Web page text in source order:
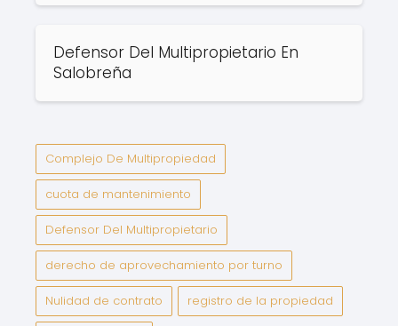
Defensor Del Multipropietario En
Salobreña
Complejo De Multipropiedad
cuota de mantenimiento
Defensor Del Multipropietario
derecho de aprovechamiento por turno
Nulidad de contrato registro de la propiedad